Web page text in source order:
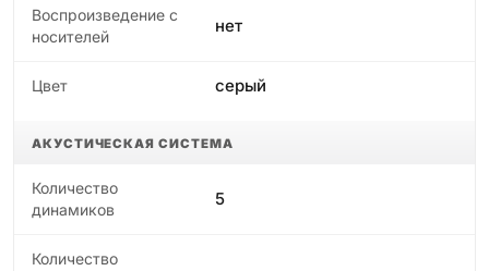
Воспроизведение с
носителей
нет
Цвет серый
АКУСТИЧЕСКАЯ СИСТЕМА
Количество
динамиков
5
Количество